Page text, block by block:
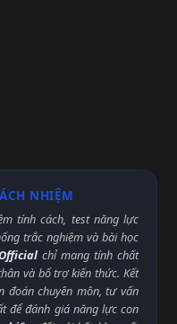
NHIỆM
tính cách, test năng lực
trắc nghiệm và bài học
chỉ mang tính chất
và bổ trợ kiến thức. Kết
đoán chuyên môn, tư vấn
để đánh giá năng lực con